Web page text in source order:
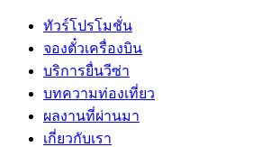
ทัวร์โปรโมชั่น
จองตั๋วเครื่องบิน
บริการยื่นวีซ่า
บทความท่องเที่ยว
ผลงานที่ผ่านมา
เกี่ยวกับเรา